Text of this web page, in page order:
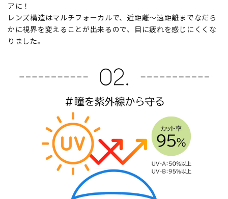
アに！
レンズ構造はマルチフォーカルで、近距離～遠距離までなだら
かに視界を変えることが出来るので、目に疲れを感じにくくな
りました。